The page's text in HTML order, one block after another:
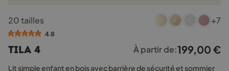
produit
a
variations.
Les
20 tailles +7
4.8
TILA 4 À partir de:199,00 €
Lit simple enfant en bois avec barrière de sécurité et sommier